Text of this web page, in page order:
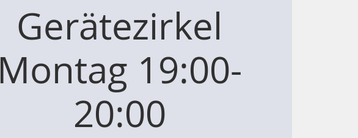
Gerätezirkel
Montag 19:00-
20:00